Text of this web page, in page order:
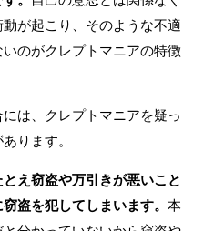
が起こり、そのような不適
のがクレプトマニアの特徴
は、クレプトマニアを疑っ
ります。
え窃盗や万引きが悪いこと
盗を犯してしまいます。 本